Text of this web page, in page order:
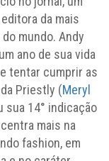
da mais
mundo. Andy
ano de sua vida
tentar cumprir as
Priestly (Meryl
sua 14° indicação
mais na
fashion, em